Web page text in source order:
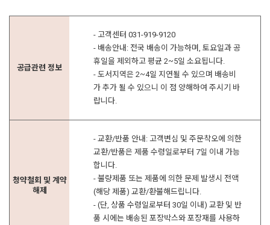
공급관련 정보
- 고객센터 031-919-9120
- 배송안내: 전국 배송이 가능하며, 토요일과 공
휴일을 제외하고 평균 2~5일 소요됩니다.
- 도서지역은 2~4일 지연될 수 있으며 배송비
가 추가 될 수 있으니 이 점 양해하여 주시기 바
랍니다.
청약철회 및 계약
해제
- 교환/반품 안내: 고객변심 및 주문착오에 의한
교환/반품은 제품 수령일로부터 7일 이내 가능
합니다.
- 불량제품 또는 제품에 의한 문제 발생시 전액
(해당 제품) 교환/환불해드립니다.
- (단, 상품 수령일로부터 30일 이내) 교환 및 반
품 시에는 배송된 포장박스와 포장재를 사용하